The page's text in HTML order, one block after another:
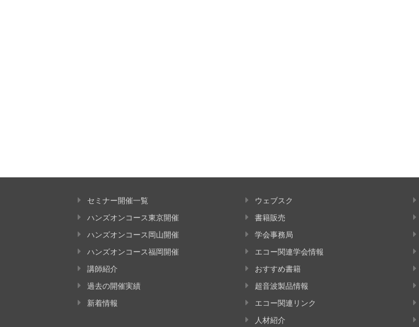
セミナー開催一覧
ハンズオンコース東京開催
ハンズオンコース岡山開催
ハンズオンコース福岡開催
講師紹介
過去の開催実績
新着情報
ウェブスク
書籍販売
学会事務局
エコー関連学会情報
おすすめ書籍
超音波製品情報
エコー関連リンク
人材紹介